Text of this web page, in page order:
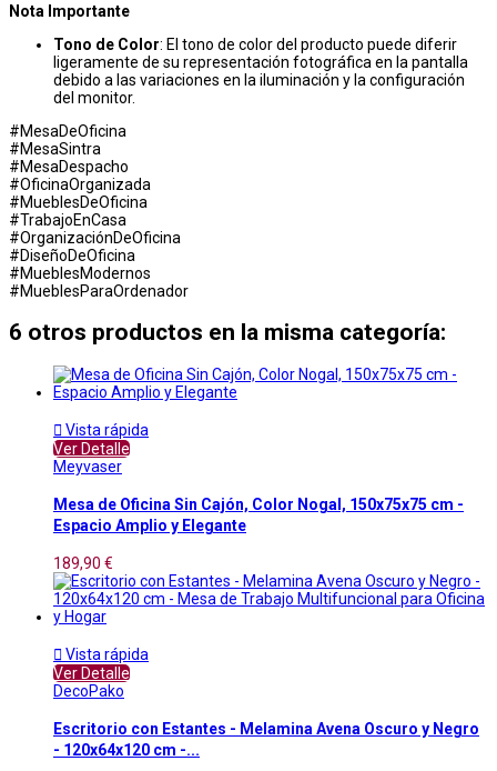
Nota Importante
Tono de Color: El tono de color del producto puede diferir
ligeramente de su representación fotográfica en la pantalla
debido a las variaciones en la iluminación y la configuración
del monitor.
#MesaDeOficina
#MesaSintra
#MesaDespacho
#OficinaOrganizada
#MueblesDeOficina
#TrabajoEnCasa
#OrganizaciónDeOficina
#DiseñoDeOficina
#MueblesModernos
#MueblesParaOrdenador
6 otros productos en la misma categoría:
 Vista rápida
Ver Detalle
Meyvaser
Mesa de Oficina Sin Cajón, Color Nogal, 150x75x75 cm -
Espacio Amplio y Elegante
189,90 €
 Vista rápida
Ver Detalle
DecoPako
Escritorio con Estantes - Melamina Avena Oscuro y Negro
- 120x64x120 cm -...